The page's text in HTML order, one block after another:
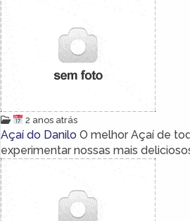
2 anos atrás
Açaí do Danilo O melhor Açaí de
experimentar nossas mais